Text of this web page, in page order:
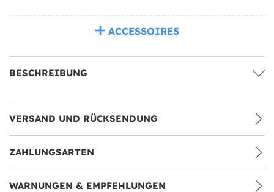
ACCESSOIRES
BESCHREIBUNG
VERSAND UND RÜCKSENDUNG
ZAHLUNGSARTEN
WARNUNGEN & EMPFEHLUNGEN